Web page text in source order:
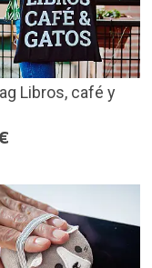
Libros, café y